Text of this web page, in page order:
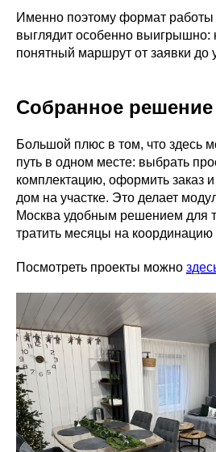
Именно поэтому формат
выглядит особенно выигрышно:
понятный маршрут от заявки до
Собранное
Большой плюс в том, что здесь
путь в одном месте: выбрать
комплектацию, оформить заказ
дом на участке. Это делает
Москва удобным решением для
тратить месяцы на координацию
Посмотреть проекты можно